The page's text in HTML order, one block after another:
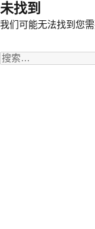
未找到
我们可能无法找到您
搜